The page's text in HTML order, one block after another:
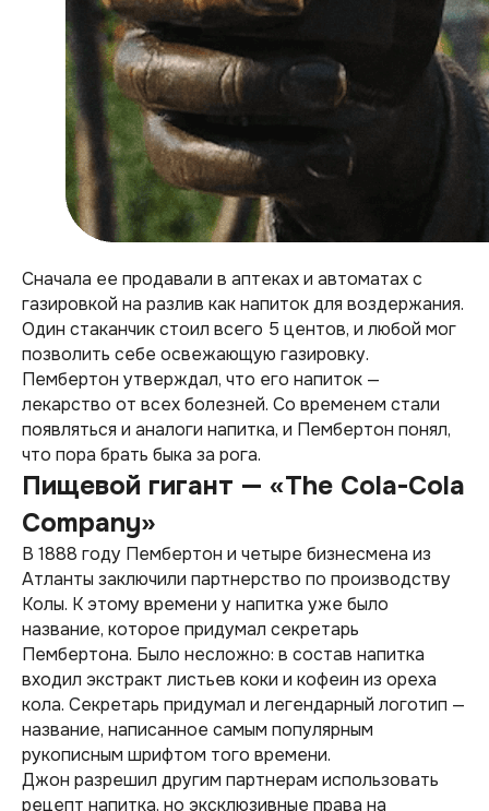
Сначала ее продавали в аптеках и автоматах с
газировкой на разлив как напиток для воздержания.
Один стаканчик стоил всего 5 центов, и любой мог
позволить себе освежающую газировку.
Пембертон утверждал, что его напиток —
лекарство от всех болезней. Со временем стали
появляться и аналоги напитка, и Пембертон понял,
что пора брать быка за рога.
Пищевой гигант — «The Cola-Cola
Company»
В 1888 году Пембертон и четыре бизнесмена из
Атланты заключили партнерство по производству
Колы. К этому времени у напитка уже было
название, которое придумал секретарь
Пембертона. Было несложно: в состав напитка
входил экстракт листьев коки и кофеин из ореха
кола. Секретарь придумал и легендарный логотип —
название, написанное самым популярным
рукописным шрифтом того времени.
Джон разрешил другим партнерам использовать
рецепт напитка, но эксклюзивные права на